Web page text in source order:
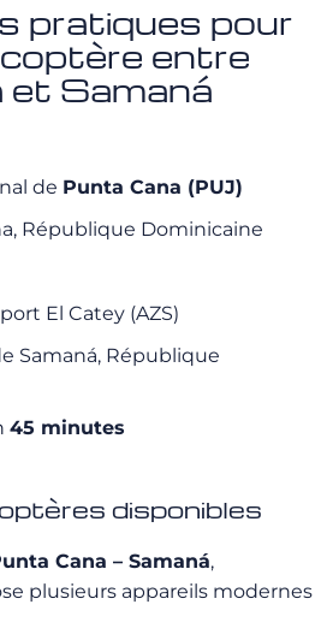
pratiques pour
entre
et Samaná
de Punta Cana (PUJ)
République Dominicaine
El Catey (AZS)
Samaná, République
45 minutes
disponibles
Cana – Samaná,
plusieurs appareils modernes